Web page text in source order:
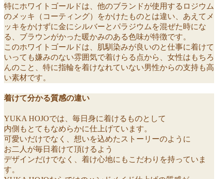
特にホワイトゴールドは、他のブランドが使用するロジウム
のメッキ（コーティング）をかけたものとは違い、あえてメ
ッキをかけずに金にシルバーとパラジウムを混ぜた時にな
る、ブラウンがかった暖かみのある色味が特徴です。
このホワイトゴールドは、肌馴染みが良いのと仕事に着けて
いっても嫌みのない雰囲気で着けらる点から、女性はもちろ
んのこと、特に指輪を着けなれていない男性からの支持も高
い素材です。
着けて分かる質感の違い
YUKA HOJOでは、毎日身に着けるものとして
内側もとてもなめらかに仕上げています。
可愛いだけでなく、想いを込めたストーリーのように
お二人が毎日着けて頂けるよう
デザインだけでなく、着け心地にもこだわりを持っていま
す。